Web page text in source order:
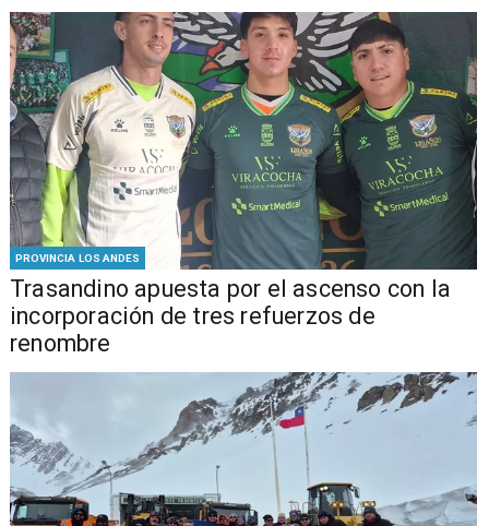
PROVINCIA LOS ANDES
Trasandino apuesta por el ascenso con la
incorporación de tres refuerzos de
renombre